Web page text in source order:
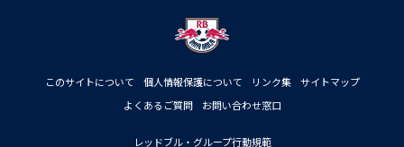
このサイトについて 個人情報保護について リンク集
サイトマップ
よくあるご質問
お問い合わせ窓口
レッドブル・グループ行動規範